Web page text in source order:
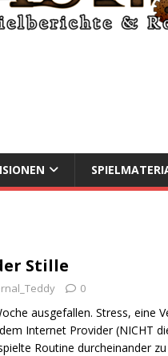
Stille
0
ausgefallen. Stress, eine
Internet Provider (NICHT
Routine durcheinander